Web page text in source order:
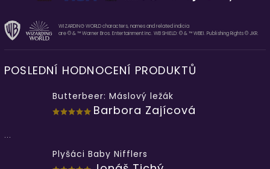
WIZARDING WORLD characters, names and related indicia
are © & ™ Warner Bros. Entertainment Inc. WB SHIELD: © & ™ WBEI. Publishing Rights © JKR.
POSLEDNÍ HODNOCENÍ PRODUKTŮ
Butterbeer: Máslový ležák
Barbora Zajícová
...
Plyšáci Baby Nifflers